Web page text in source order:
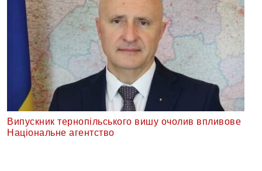
Випускник тернопільського вишу очолив впливове
Національне агентство